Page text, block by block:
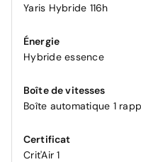
Yaris Hybride 116h
Énergie
Hybride essence
Boîte de vitesses
Boîte automatique 1
Certificat
Crit'Air 1